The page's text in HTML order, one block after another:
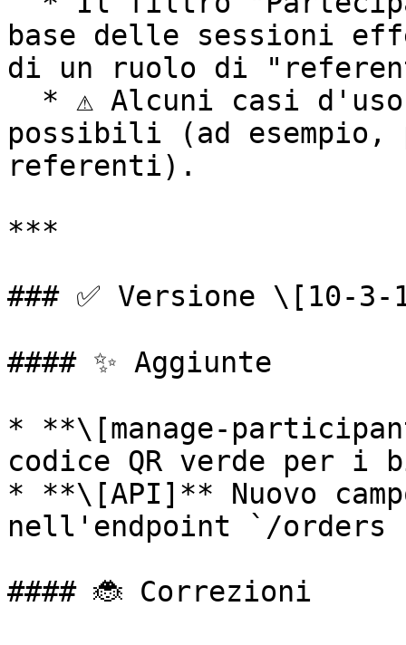
base delle sessioni
di un ruolo di
possibili (ad esempio,
referenti).
***
### ✅ Versione \[10-
#### ✨ Aggiunte
* **\[manage-
codice QR verde per
* **\[API]** Nuovo
nell'endpoint `/orders
#### 🐞 Correzioni